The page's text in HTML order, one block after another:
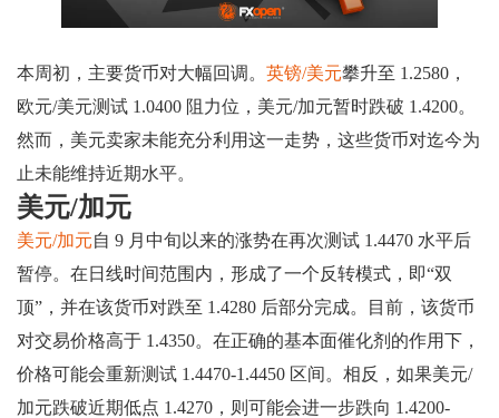
本周初，主要货币对大幅回调。 英镑/美元攀升至 1.2580，
欧元/美元测试 1.0400 阻力位，美元/加元暂时跌破 1.4200。
然而，美元卖家未能充分利用这一走势，这些货币对迄今为
止未能维持近期水平。
美元/加元
美元/加元自 9 月中旬以来的涨势在再次测试 1.4470 水平后
暂停。在日线时间范围内，形成了一个反转模式，即“双
顶”，并在该货币对跌至 1.4280 后部分完成。目前，该货币
对交易价格高于 1.4350。在正确的基本面催化剂的作用下，
价格可能会重新测试 1.4470-1.4450 区间。相反，如果美元/
加元跌破近期低点 1.4270，则可能会进一步跌向 1.4200-